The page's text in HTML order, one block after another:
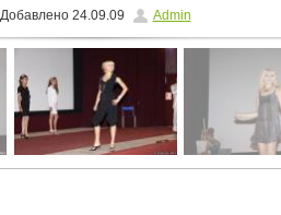
Добавлено24.09.09 Admin